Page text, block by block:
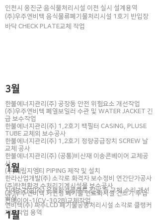
인천시 옹진군 음식물처리시설 이전 실시 설계용역
(주)우주엔비텍 음식물류폐기물처리시설 1호기 반입장
바닥 CHECK PLATE교체 작업
지에스건설(주) 은평환경플랜트 칼날 등 교체,수리 개선
공사
​엔비텍(주) 파주LCD 폐기물공동처리시설 소각로 클랭커
제거작업 용역
1월
3월
한불에너지관리(주) 공장동 안전 위험요소 개선작업
​(주)우주엔비텍 폐열보일러 수관 및 WATER JACKET 긴
급 보수작업
한불에너지관리(주) 1,2호기 백필터 CASING, PLUSE
TUBE 교체외 보수공사
한불에너지관리(주) 1,2호기 정량공급장치 SCREW 날
교체 공사
한불에너지관리(주) (공통)비산재 이송콘베이어 교체공
사
(주)세림지엠티 PIPING 제작 및 설치
한라산업개발(주) 소각로 화격자 보수정비 연간단가공사
(주)탄천환경 수처리기계시설물 보수공사
(주)우주엔비텍 가연성 폐기물 연료화시설 건조기 투입
컨베이어-1(CV-302B)교체작업
1월